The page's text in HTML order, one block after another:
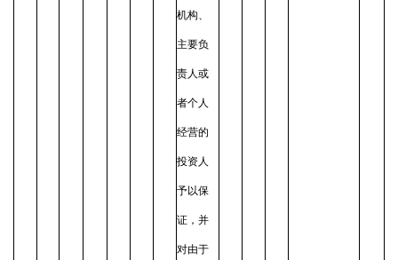
机构、
主要负
责人或
者个人
经营的
投资人
予以保
证，并
对由于